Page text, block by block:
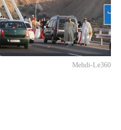
Mehdi-Le360